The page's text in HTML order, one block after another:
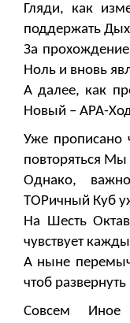
Гляди, как
поддержать
За
Ноль и вновь
А далее, как
Новый – АРА-
Уже прописано
повторяться Мы
Однако,
ТОРичный Куб
На Шесть
чувствует
А ныне
чтоб
Совсем